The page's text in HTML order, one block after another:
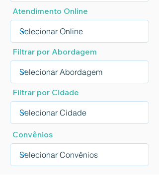
Atendimento Online
Filtrar por Abordagem
Filtrar por Cidade
Convênios